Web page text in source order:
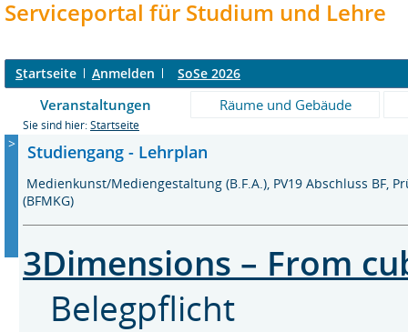
Serviceportal für Studium und Lehre
Startseite Anmelden SoSe 2026
Veranstaltungen Räume und Gebäude
Sie sind hier: Startseite
> Studiengang - Lehrplan
Medienkunst/Mediengestaltung (B.F.A.), PV19 Abschluss BF,
(BFMKG)
3Dimensions – From
Belegpflicht